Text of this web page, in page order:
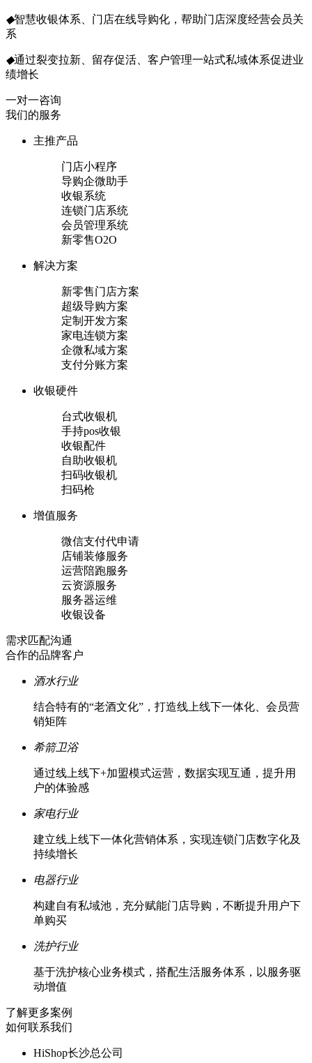
◆智慧收银体系、门店在线导购化，帮助门店深度经营会员关
系
◆通过裂变拉新、留存促活、客户管理一站式私域体系促进业
绩增长
一对一咨询
我们的服务
主推产品
门店小程序
导购企微助手
收银系统
连锁门店系统
会员管理系统
新零售O2O
解决方案
新零售门店方案
超级导购方案
定制开发方案
家电连锁方案
企微私域方案
支付分账方案
收银硬件
台式收银机
手持pos收银
收银配件
自助收银机
扫码收银机
扫码枪
增值服务
微信支付代申请
店铺装修服务
运营陪跑服务
云资源服务
服务器运维
收银设备
需求匹配沟通
合作的品牌客户
酒水行业
结合特有的“老酒文化”，打造线上线下一体化、会员营
销矩阵
希箭卫浴
通过线上线下+加盟模式运营，数据实现互通，提升用
户的体验感
家电行业
建立线上线下一体化营销体系，实现连锁门店数字化及
持续增长
电器行业
构建自有私域池，充分赋能门店导购，不断提升用户下
单购买
洗护行业
基于洗护核心业务模式，搭配生活服务体系，以服务驱
动增值
了解更多案例
如何联系我们
HiShop长沙总公司